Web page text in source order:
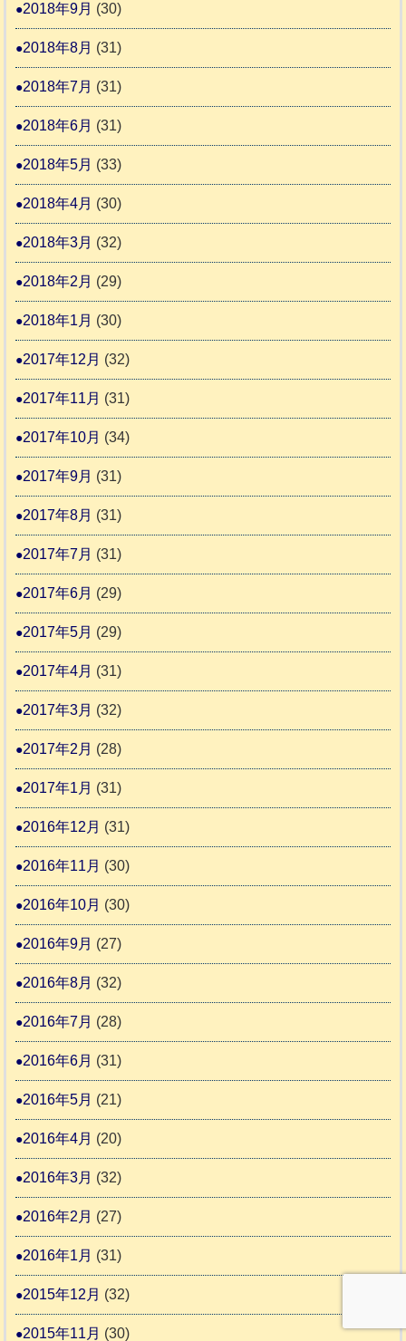
2018年9月 (30)
2018年8月 (31)
2018年7月 (31)
2018年6月 (31)
2018年5月 (33)
2018年4月 (30)
2018年3月 (32)
2018年2月 (29)
2018年1月 (30)
2017年12月 (32)
2017年11月 (31)
2017年10月 (34)
2017年9月 (31)
2017年8月 (31)
2017年7月 (31)
2017年6月 (29)
2017年5月 (29)
2017年4月 (31)
2017年3月 (32)
2017年2月 (28)
2017年1月 (31)
2016年12月 (31)
2016年11月 (30)
2016年10月 (30)
2016年9月 (27)
2016年8月 (32)
2016年7月 (28)
2016年6月 (31)
2016年5月 (21)
2016年4月 (20)
2016年3月 (32)
2016年2月 (27)
2016年1月 (31)
2015年12月 (32)
2015年11月 (30)